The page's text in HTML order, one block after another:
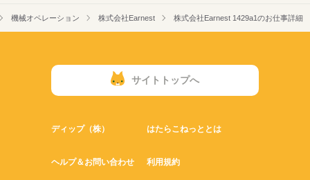
機械オペレーション 株式会社Earnest 株式会社Earnest 1429a1のお仕事詳細
サイトトップへ
ディップ（株） はたらこねっととは
ヘルプ＆お問い合わせ 利用規約